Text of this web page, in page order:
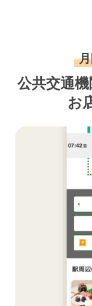
公共交通
お